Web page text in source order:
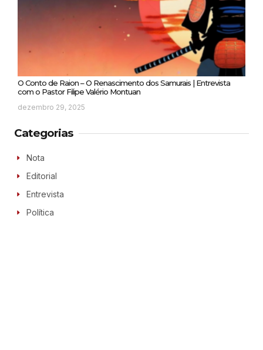
O Conto de Raion – O Renascimento dos Samurais | Entrevista
com o Pastor Filipe Valério Montuan
dezembro 29, 2025
Categorias
Nota
Editorial
Entrevista
Política